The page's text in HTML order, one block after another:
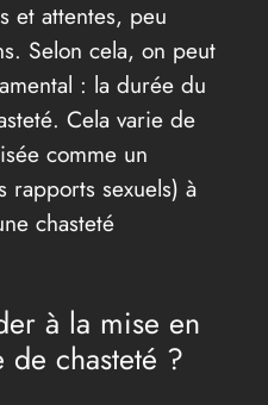
et attentes, peu
Selon cela, on peut
: la durée du
Cela varie de
comme un
rapports sexuels) à
chasteté
à la mise en
de chasteté ?